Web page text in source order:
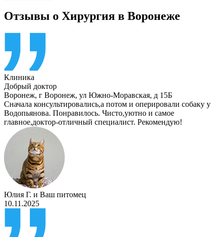
Отзывы о Хирургия в Воронеже
Клиника
Добрый доктор
Воронеж, г Воронеж, ул Южно-Моравская, д 15Б
Сначала консультировались,а потом и оперировали собаку у
Водопьянова. Понравилось. Чисто,уютно и самое
главное,доктор-отличный специалист. Рекомендую!
Юлия Г. и Ваш питомец
10.11.2025